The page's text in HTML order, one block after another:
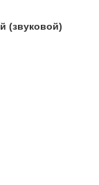
(звуковой)